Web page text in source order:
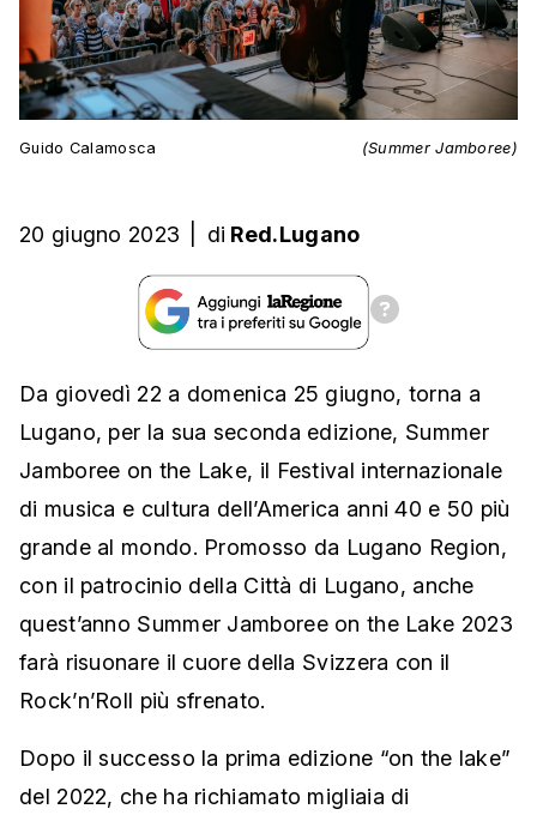
Guido Calamosca (Summer Jamboree)
20 giugno 2023 di Red.Lugano
Da giovedì 22 a domenica 25 giugno, torna a
Lugano, per la sua seconda edizione, Summer
Jamboree on the Lake, il Festival internazionale
di musica e cultura dell’America anni 40 e 50 più
grande al mondo. Promosso da Lugano Region,
con il patrocinio della Città di Lugano, anche
quest’anno Summer Jamboree on the Lake 2023
farà risuonare il cuore della Svizzera con il
Rock’n’Roll più sfrenato.
Dopo il successo la prima edizione “on the lake”
del 2022, che ha richiamato migliaia di